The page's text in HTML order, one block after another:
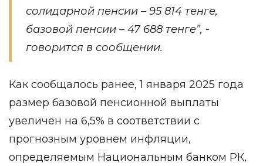
солидарной пенсии – 95 814 тенге,
базовой пенсии – 47 688 тенге”, -
говорится в сообщении.
Как сообщалось ранее, 1 января 2025 года
размер базовой пенсионной выплаты
увеличен на 6,5% в соответствии с
прогнозным уровнем инфляции,
определяемым Национальным банком РК,